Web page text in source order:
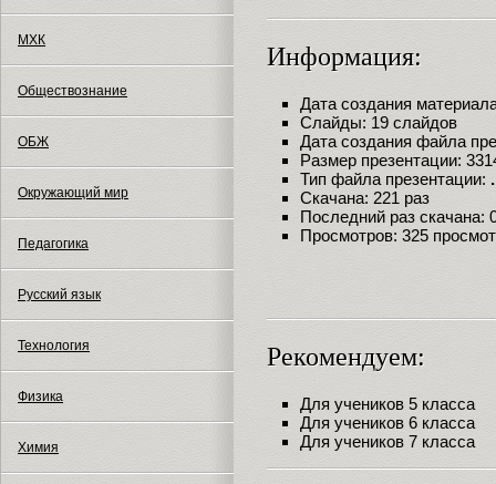
МХК
Обществознание
ОБЖ
Окружающий мир
Педагогика
Русский язык
Технология
Физика
Химия
Информация:
Дата создания
Слайды: 19 слайдов
Дата создания файла
Размер презентации:
Тип файла презентации:
Скачана: 221 раз
Последний раз скачана:
Просмотров: 325
Рекомендуем:
Для учеников 5 класса
Для учеников 6 класса
Для учеников 7 класса